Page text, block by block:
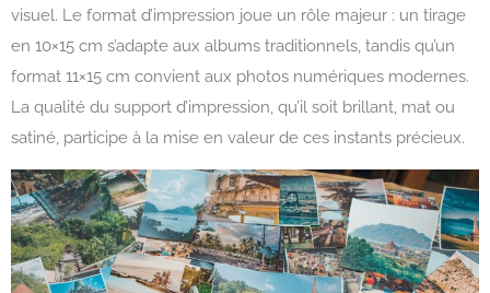
visuel. Le format d’impression joue un rôle majeur : un tirage
en 10×15 cm s’adapte aux albums traditionnels, tandis qu’un
format 11×15 cm convient aux photos numériques modernes.
La qualité du support d’impression, qu’il soit brillant, mat ou
satiné, participe à la mise en valeur de ces instants précieux.